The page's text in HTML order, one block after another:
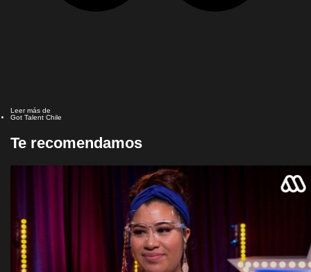
Leer más de
Got Talent Chile
Te recomendamos